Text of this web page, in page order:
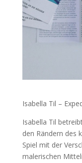
Isabella Til –
Isabella Til
den Rändern des
Spiel mit der
malerischen